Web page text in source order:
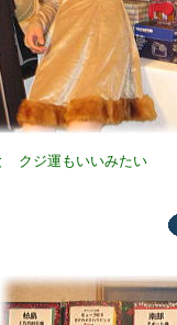
クジ運もいいみたい